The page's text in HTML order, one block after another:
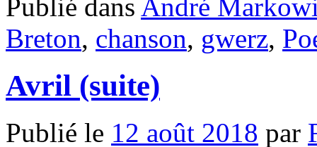
Publié dans André
Breton, chanson, gwerz,
Avril (suite)
Publié le 12 août 2018 par